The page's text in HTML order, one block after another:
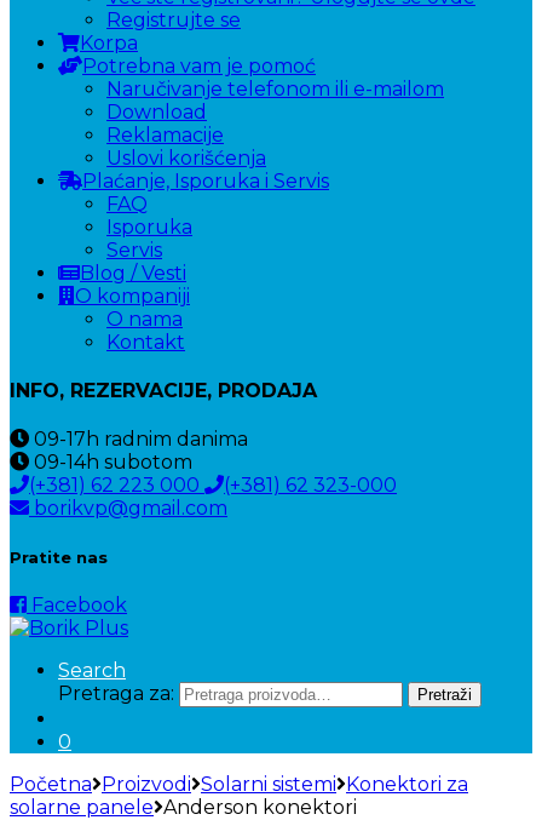
Registrujte se
Korpa
Potrebna vam je pomoć
Naručivanje telefonom ili e-mailom
Download
Reklamacije
Uslovi korišćenja
Plaćanje, Isporuka i Servis
FAQ
Isporuka
Servis
Blog / Vesti
O kompaniji
O nama
Kontakt
INFO, REZERVACIJE, PRODAJA
09-17h radnim danima
09-14h subotom
(+381) 62 223 000
(+381) 62 323-000
borikvp@gmail.com
Pratite nas
Facebook
Search
Pretraga za:
Pretraži
0
Početna Proizvodi Solarni sistemi Konektori za
solarne panele Anderson konektori